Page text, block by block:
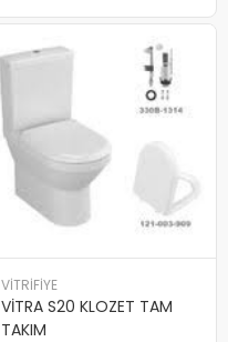
VİTRİFİYE
VİTRA S20 KLOZET TAM
TAKIM